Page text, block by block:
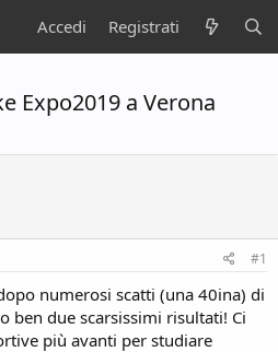
Accedi Registrati
Expo2019 a Verona
#1
numerosi scatti (una 40ina) di
ben due scarsissimi risultati! Ci
più avanti per studiare